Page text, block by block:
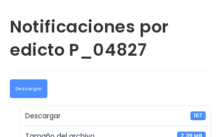
Notificaciones por
edicto P_04827
Descargar
Descargar 107